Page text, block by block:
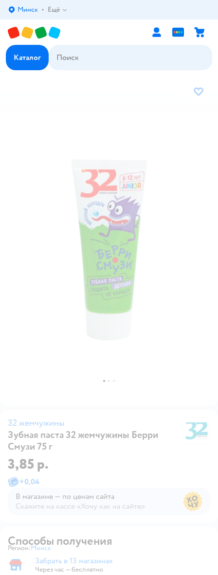
Выбор адреса доставки.
Минск Ещё
Каталог
В
32 жемчужины
Зубная паста 32 жемчужины Берри
Смузи 75 г
3,85 р.
+0,04
В магазине — по ценам сайта
Скажите на кассе «Хочу как на сайте»
Способы получения
Регион: Выбор адреса доставки.
Минск
Забрать в магазине
Забрать в 13 магазинах
Через час — бесплатно